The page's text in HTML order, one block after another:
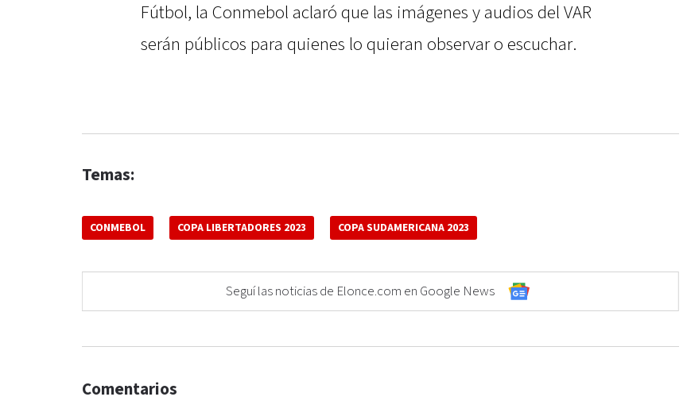
Fútbol, la Conmebol aclaró que las imágenes y audios del VAR
serán públicos para quienes lo quieran observar o escuchar.
Temas:
CONMEBOL COPA LIBERTADORES 2023 COPA SUDAMERICANA 2023
Seguí las noticias de Elonce.com en Google News
Comentarios